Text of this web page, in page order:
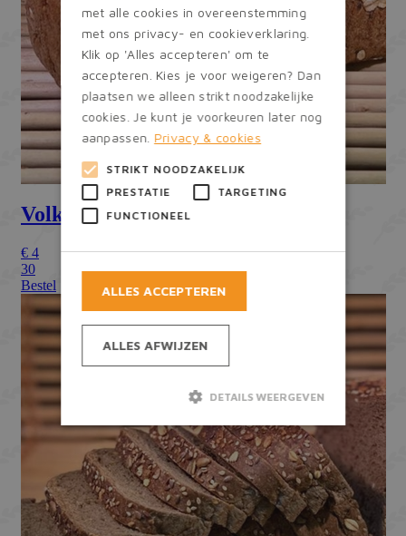
met alle cookies in overeenstemming
met ons privacy- en cookieverklaring.
Klik op 'Alles accepteren' om te
accepteren. Kies je voor weigeren? Dan
plaatsen we alleen strikt noodzakelijke
cookies. Je kunt je voorkeuren later nog
aanpassen. Privacy & cookies
STRIKT NOODZAKELIJK
PRESTATIE
TARGETING
FUNCTIONEEL
ALLES ACCEPTEREN
ALLES AFWIJZEN
DETAILS WEERGEVEN
Strikt noodzakelijk Prestatie
Targeting Functioneel
Strikt noodzakelijke cookies maken de
kernfunctionaliteiten van de website mogelijk,